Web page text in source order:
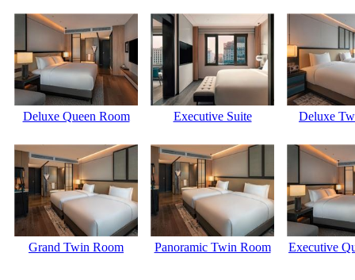
Deluxe Queen Room Executive Suite Deluxe
Grand Twin Room Panoramic Twin Room Executive